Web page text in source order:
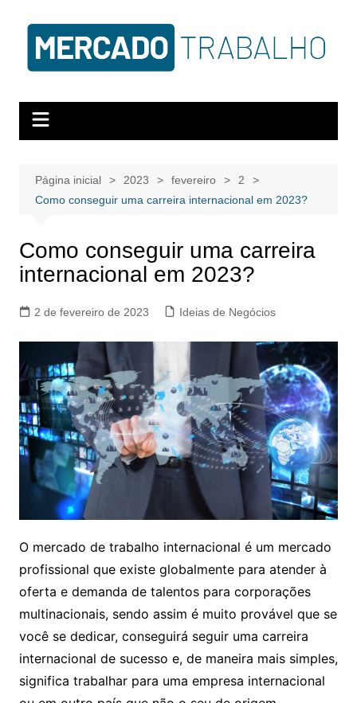
Página inicial 2023 fevereiro
2
Como conseguir uma carreira internacional em 2023?
Como conseguir uma carreira
internacional em 2023?
2 de fevereiro de 2023 Ideias de Negócios
O mercado de trabalho internacional é um mercado
profissional que existe globalmente para atender à
oferta e demanda de talentos para corporações
multinacionais, sendo assim é muito provável que se
você se dedicar, conseguirá seguir uma carreira
internacional de sucesso e, de maneira mais simples,
significa trabalhar para uma empresa internacional